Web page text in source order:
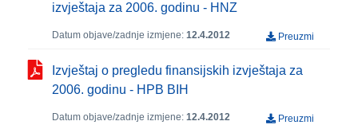
izvještaja za 2006. godinu - HNZ
Datum objave/zadnje izmjene: 12.4.2012 Preuzmi
Izvještaj o pregledu finansijskih izvještaja za
2006. godinu - HPB BIH
Datum objave/zadnje izmjene: 12.4.2012 Preuzmi